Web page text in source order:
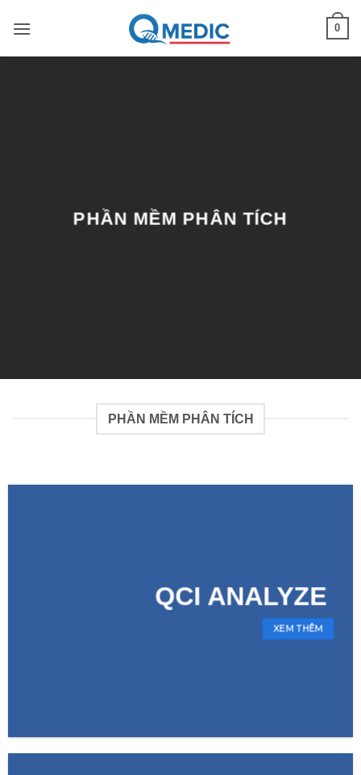
0
PHẦN MỀM PHÂN TÍCH
PHẦN MỀM PHÂN TÍCH
QCI ANALYZE
XEM THÊM